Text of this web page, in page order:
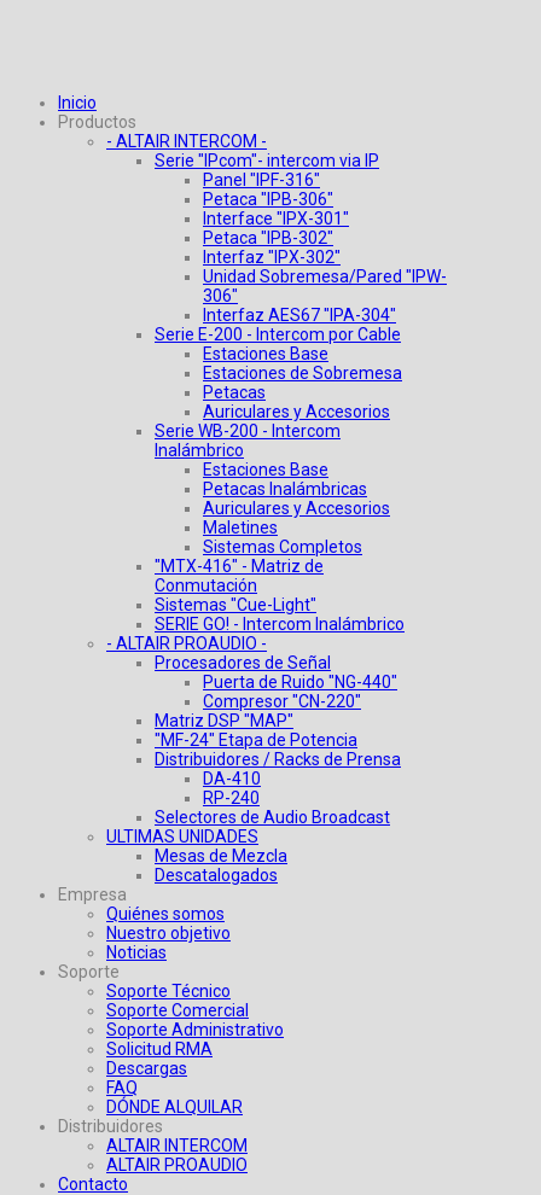
Inicio
Productos
- ALTAIR INTERCOM -
Serie "IPcom"- intercom via IP
Panel "IPF-316"
Petaca "IPB-306"
Interface "IPX-301"
Petaca "IPB-302"
Interfaz "IPX-302"
Unidad Sobremesa/Pared "IPW-
306"
Interfaz AES67 "IPA-304"
Serie E-200 - Intercom por Cable
Estaciones Base
Estaciones de Sobremesa
Petacas
Auriculares y Accesorios
Serie WB-200 - Intercom
Inalámbrico
Estaciones Base
Petacas Inalámbricas
Auriculares y Accesorios
Maletines
Sistemas Completos
"MTX-416" - Matriz de
Conmutación
Sistemas "Cue-Light"
SERIE GO! - Intercom Inalámbrico
- ALTAIR PROAUDIO -
Procesadores de Señal
Puerta de Ruido "NG-440"
Compresor "CN-220"
Matriz DSP "MAP"
"MF-24" Etapa de Potencia
Distribuidores / Racks de Prensa
DA-410
RP-240
Selectores de Audio Broadcast
ULTIMAS UNIDADES
Mesas de Mezcla
Descatalogados
Empresa
Quiénes somos
Nuestro objetivo
Noticias
Soporte
Soporte Técnico
Soporte Comercial
Soporte Administrativo
Solicitud RMA
Descargas
FAQ
DÓNDE ALQUILAR
Distribuidores
ALTAIR INTERCOM
ALTAIR PROAUDIO
Contacto